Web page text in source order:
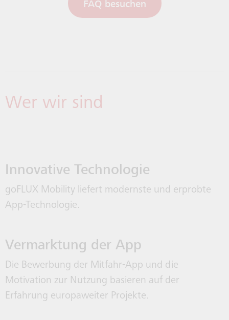
FAQ besuchen
Wer wir sind
Innovative Technologie
goFLUX Mobility liefert modernste und erprobte
App-Technologie.
Vermarktung der App
Die Bewerbung der Mitfahr-App und die
Motivation zur Nutzung basieren auf der
Erfahrung europaweiter Projekte.